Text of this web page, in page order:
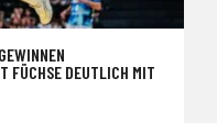
FÜCHSE DEUTLICH MIT